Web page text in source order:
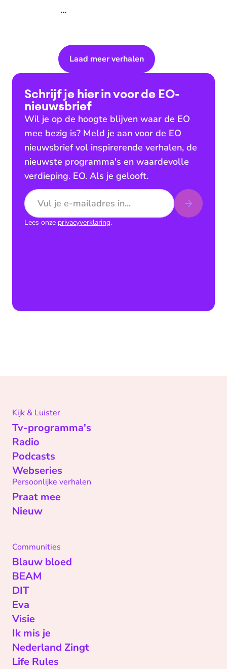
...
Laad meer verhalen
Schrijf je hier in voor de EO-
nieuwsbrief
Wil je op de hoogte blijven waar de EO
mee bezig is? Meld je aan voor de EO
nieuwsbrief vol inspirerende verhalen, de
nieuwste programma's en waardevolle
verdieping. EO. Als je gelooft.
E-mailadres
Lees onze privacyverklaring.
Kijk & Luister
Tv-programma's
Radio
Podcasts
Webseries
Persoonlijke verhalen
Praat mee
Nieuw
Communities
Blauw bloed
BEAM
DIT
Eva
Visie
Ik mis je
Nederland Zingt
Life Rules